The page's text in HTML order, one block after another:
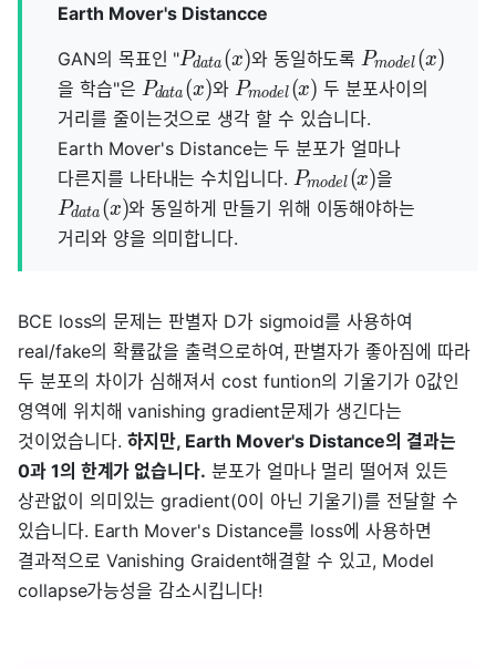
Earth Mover's Distancce
GAN의 목표인 "Pdata (x)와 동일하도록 Pmodel (x)
을 학습"은 Pdata (x)와 Pmodel (x) 두 분포사이의
거리를 줄이는것으로 생각 할 수 있습니다.
Earth Mover's Distance는 두 분포가 얼마나
다른지를 나타내는 수치입니다. Pmodel (x)을
Pdata (x)와 동일하게 만들기 위해 이동해야하는
거리와 양을 의미합니다.
BCE loss의 문제는 판별자 D가 sigmoid를 사용하여
real/fake의 확률값을 출력으로하여, 판별자가 좋아짐에 따라
두 분포의 차이가 심해져서 cost funtion의 기울기가 0값인
영역에 위치해 vanishing gradient문제가 생긴다는
것이었습니다. 하지만, Earth Mover's Distance의 결과는
0과 1의 한계가 없습니다. 분포가 얼마나 멀리 떨어져 있든
상관없이 의미있는 gradient(0이 아닌 기울기)를 전달할 수
있습니다. Earth Mover's Distance를 loss에 사용하면
결과적으로 Vanishing Graident해결할 수 있고, Model
collapse가능성을 감소시킵니다!